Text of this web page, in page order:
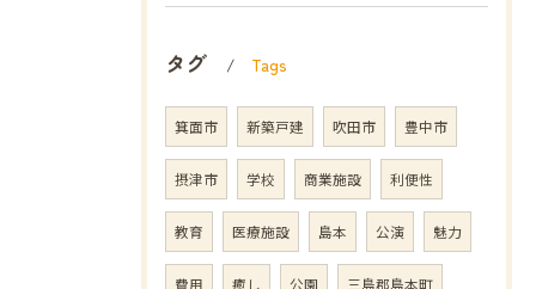
タグ Tags
箕面市 新築戸建 吹田市 豊中市
摂津市 学校 商業施設 利便性
教育 医療施設 島本 公演 魅力
費用 癒し 公園 三島郡島本町